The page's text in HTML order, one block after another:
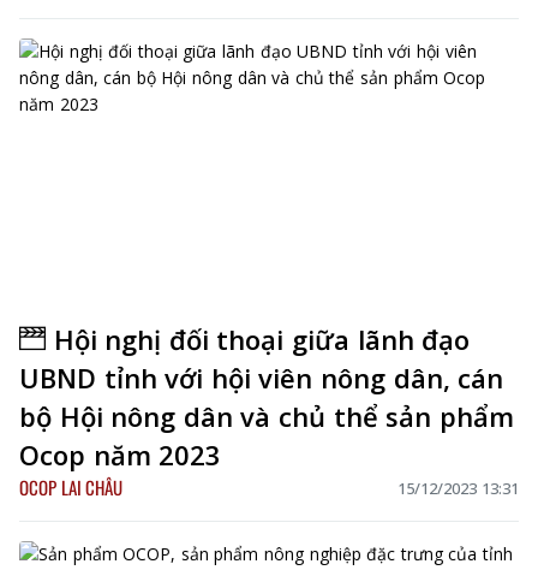
Hội nghị đối thoại giữa lãnh đạo
UBND tỉnh với hội viên nông dân, cán
bộ Hội nông dân và chủ thể sản phẩm
Ocop năm 2023
OCOP LAI CHÂU 15/12/2023 13:31